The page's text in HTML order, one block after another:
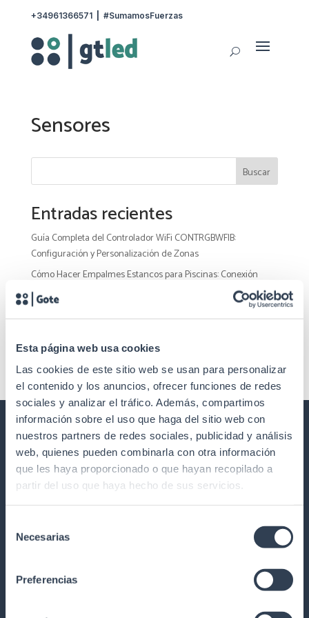
Esta página web usa cookies
Las cookies de este sitio web se usan para personalizar
el contenido y los anuncios, ofrecer funciones de redes
sociales y analizar el tráfico. Además, compartimos
información sobre el uso que haga del sitio web con
nuestros partners de redes sociales, publicidad y análisis
web, quienes pueden combinarla con otra información
que les haya proporcionado o que hayan recopilado a
partir del uso que haya hecho de sus servicios.
Necesarias
Preferencias
+34961366571| #SumamosFuerzas
Sensores
Buscar
Entradas recientes
Guía Completa del Controlador WiFi CONTRGBWFIB:
Configuración y Personalización de Zonas
Cómo Hacer Empalmes Estancos para Piscinas: Conexión
Segura con Cinta Autovulcanizable
Comentarios recientes
No hay comentarios que mostrar.
GTLED ILUMINACIÓN Y REGULACIÓN
LED
Nuestra historia
Calidad
Formación
Garantía y devoluciones